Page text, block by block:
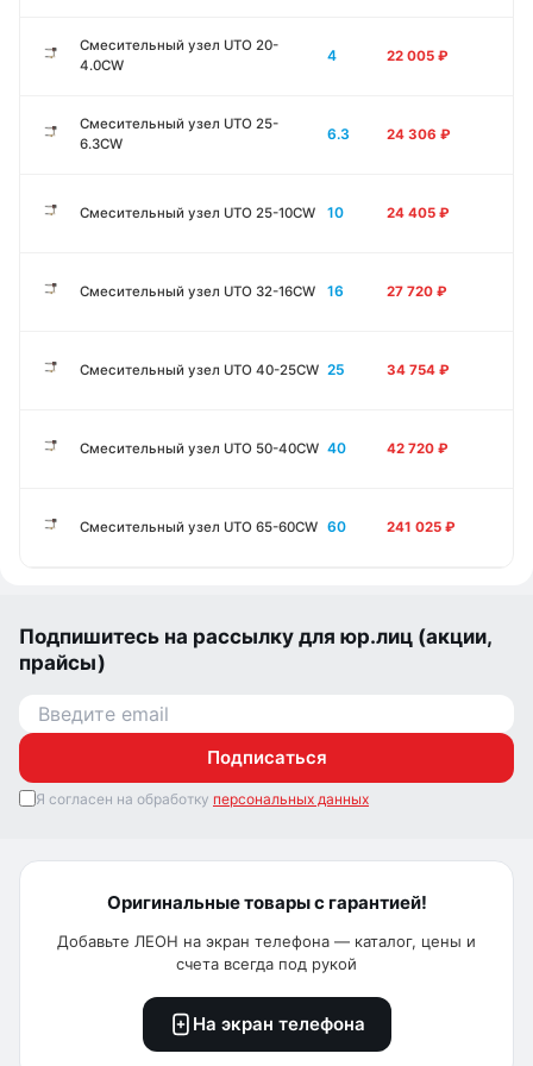
Смесительный узел UTO 20-
4.0CW
4 22 005 ₽
Смесительный узел UTO 25-
6.3CW
6.3 24 306 ₽
Смесительный узел UTO 25-10CW 10 24 405 ₽
Смесительный узел UTO 32-16CW 16 27 720 ₽
Смесительный узел UTO 40-25CW 25 34 754 ₽
Смесительный узел UTO 50-40CW 40 42 720 ₽
Смесительный узел UTO 65-60CW 60 241 025 ₽
Подпишитесь на рассылку для юр.лиц (акции,
прайсы)
Подписаться
Я согласен на обработку персональных данных
Оригинальные товары с гарантией!
Добавьте ЛЕОН на экран телефона — каталог, цены и
счета всегда под рукой
На экран телефона